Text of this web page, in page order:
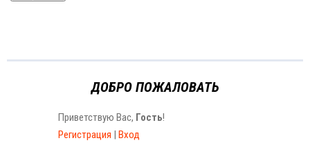
ДОБРО ПОЖАЛОВАТЬ
Приветствую Вас, Гость!
Регистрация | Вход